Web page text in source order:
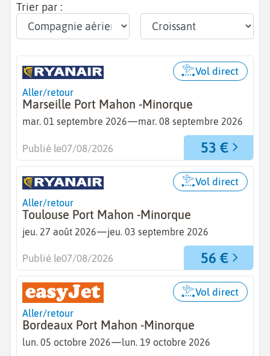
Trier par :
Aller/retour
Marseille Port Mahon -Minorque
mar. 01 septembre 2026—mar. 08 septembre 2026
Vol direct
53 €
Publié le07/08/2026
Aller/retour
Toulouse Port Mahon -Minorque
jeu. 27 août 2026—jeu. 03 septembre 2026
Vol direct
56 €
Publié le07/08/2026
Aller/retour
Bordeaux Port Mahon -Minorque
lun. 05 octobre 2026— lun. 19 octobre 2026
Vol direct